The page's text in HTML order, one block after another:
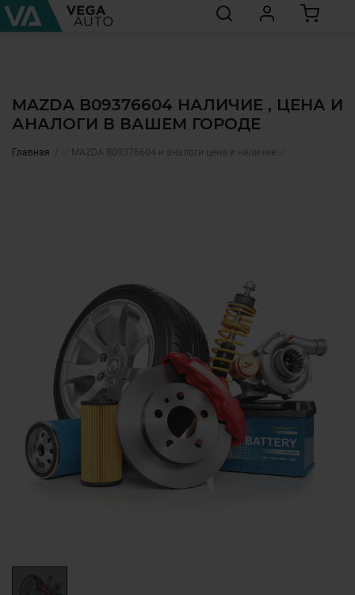
MAZDA B09376604 НАЛИЧИЕ , ЦЕНА И
АНАЛОГИ В ВАШЕМ ГОРОДЕ
Главная ✅ MAZDA B09376604 и аналоги цена и наличие ✅